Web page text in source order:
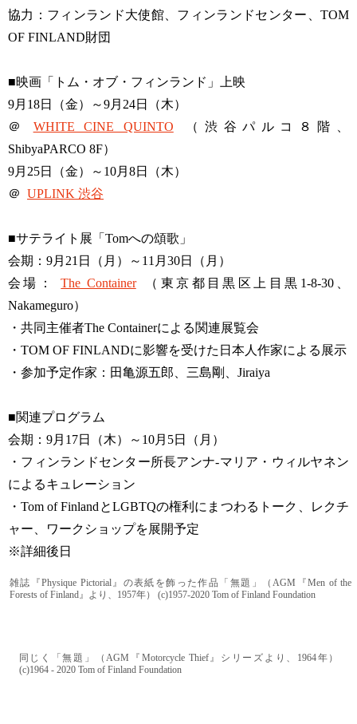
協力：フィンランド大使館、フィンランドセンター、TOM
OF FINLAND財団
■映画「トム・オブ・フィンランド」上映​
9月18日（金）～9月24日（木）
＠
WHITE CINE QUINTO
（渋谷パルコ８階、
ShibyaPARCO 8F）
9月25日（金）～10月8日（木）
＠ UPLINK​ 渋谷
■サテライト展「Tomへの頌歌」​
会期：9月21日（月）～11月30日（月）
会場：
The Container
（東京都目黒区上目黒1-8-30、
Nakameguro）​
・共同主催者The Containerによる関連展覧会​
・TOM OF FINLANDに影響を受けた日本人作家による展示​
・参加予定作家：田亀源五郎、三島剛、Jiraiya​
■関連プログラム​
会期：9月17日（木）～10月5日（月）
・フィンランドセンター所長アンナ-マリア・ウィルヤネン
によるキュレーション​
・Tom of FinlandとLGBTQの権利にまつわるトーク、レクチ
ャー、ワークショップを展開予定​
※詳細後日​
雑誌『Physique Pictorial』の表紙を飾った作品「無題」（AGM『Men of the
Forests of Finland』より、1957年） (c)1957-2020 Tom of Finland Foundation
同じく「無題」（AGM『Motorcycle Thief』シリーズより、1964年）
(c)1964 - 2020 Tom of Finland Foundation